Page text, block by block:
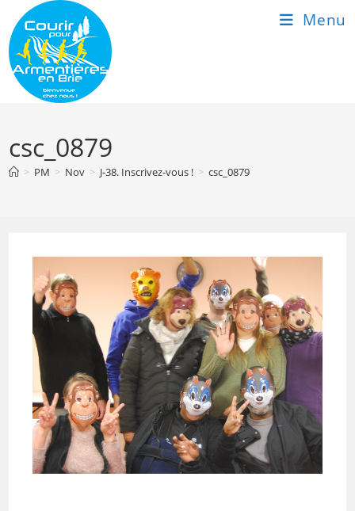
content
Menu
csc_0879
> PM > Nov > J-38. Inscrivez-vous ! > csc_0879